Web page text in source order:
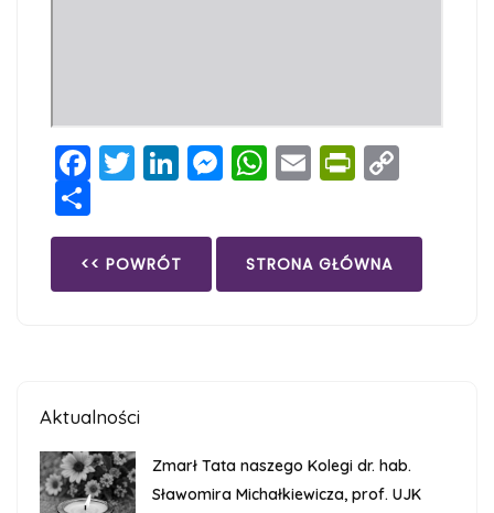
Facebook
Twitter
LinkedIn
Messenger
WhatsApp
Email
Share
<< POWRÓT STRONA GŁÓWNA
Aktualności
Zmarł Tata naszego Kolegi dr. hab.
Sławomira Michałkiewicza, prof. UJK